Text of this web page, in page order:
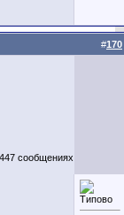
#170
сообщениях